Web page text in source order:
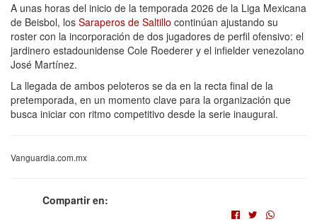
A unas horas del inicio de la temporada 2026 de la Liga Mexicana
de Beisbol, los Saraperos de Saltillo continúan ajustando su
roster con la incorporación de dos jugadores de perfil ofensivo: el
jardinero estadounidense Cole Roederer y el infielder venezolano
José Martínez.
La llegada de ambos peloteros se da en la recta final de la
pretemporada, en un momento clave para la organización que
busca iniciar con ritmo competitivo desde la serie inaugural.
Vanguardia.com.mx
Compartir en: